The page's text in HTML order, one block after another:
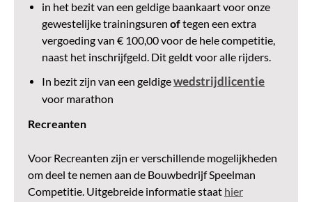
in het bezit van een geldige baankaart voor onze
gewestelijke trainingsuren oftegen een extra
vergoeding van € 100,00 voor de hele competitie,
naast het inschrijfgeld. Dit geldt voor alle rijders.
In bezit zijn van een geldigewedstrijdlicentie
voor marathon
Recreanten
Voor Recreanten zijn er verschillende mogelijkheden
om deel te nemen aan de Bouwbedrijf Speelman
Competitie. Uitgebreide informatie staat hier